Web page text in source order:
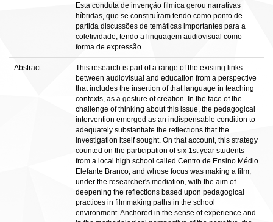
Esta conduta de invenção fílmica gerou narrativas
híbridas, que se constituíram tendo como ponto de
partida discussões de temáticas importantes para a
coletividade, tendo a linguagem audiovisual como
forma de expressão
Abstract:
This research is part of a range of the existing links
between audiovisual and education from a perspective
that includes the insertion of that language in teaching
contexts, as a gesture of creation. In the face of the
challenge of thinking about this issue, the pedagogical
intervention emerged as an indispensable condition to
adequately substantiate the reflections that the
investigation itself sought. On that account, this strategy
counted on the participation of six 1st year students
from a local high school called Centro de Ensino Médio
Elefante Branco, and whose focus was making a film,
under the researcher's mediation, with the aim of
deepening the reflections based upon pedagogical
practices in filmmaking paths in the school
environment. Anchored in the sense of experience and